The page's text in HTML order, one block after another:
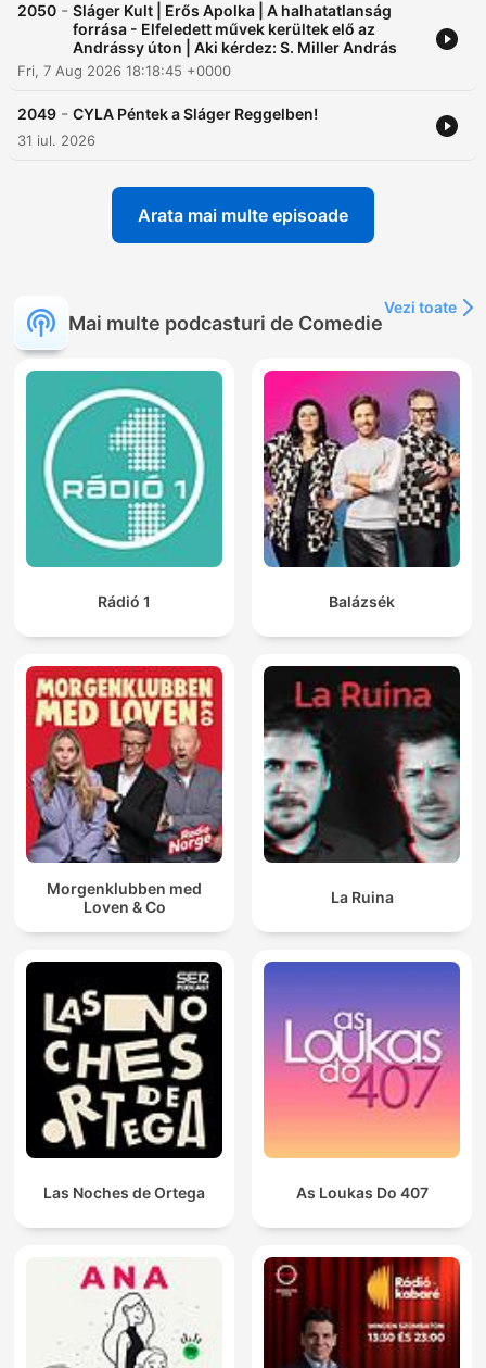
2050 - Sláger Kult | Erős Apolka | A halhatatlanság
forrása - Elfeledett művek kerültek elő az
Andrássy úton | Aki kérdez: S. Miller András
Fri, 7 Aug 2026 18:18:45 +0000
2049 - CYLA Péntek a Sláger Reggelben!
31 iul. 2026
Arata mai multe episoade
Mai multe podcasturi de Comedie
Vezi toate
Rádió 1 Balázsék
Morgenklubben med
Loven & Co
La Ruina
Las Noches de Ortega As Loukas Do 407